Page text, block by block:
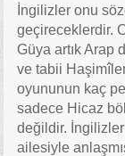
İngilizler onu
geçireceklerdir.
Güya artık Arap
ve tabii
oyununun kaç
sadece Hicaz
değildir. İngilizler
ailesiyle